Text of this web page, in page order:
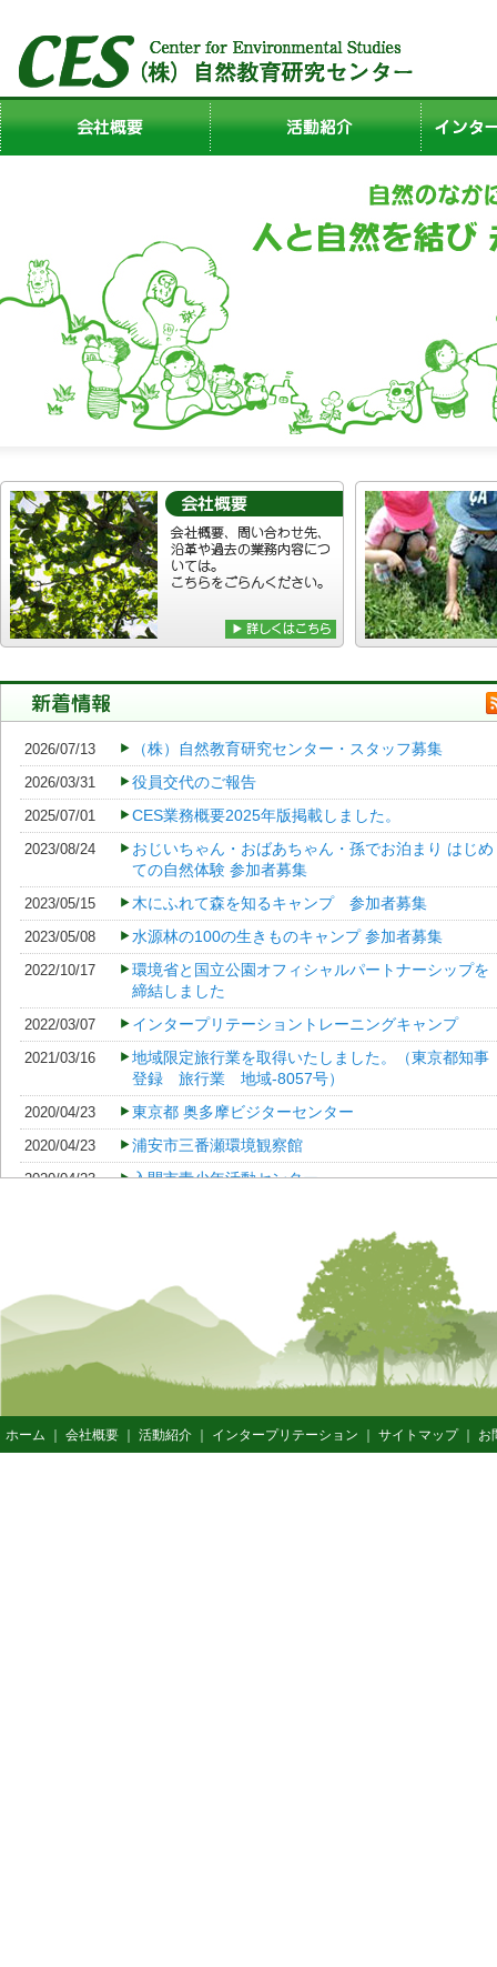
2026/07/13 （株）自然教育研究センター・スタッフ募集
2026/03/31 役員交代のご報告
2025/07/01 CES業務概要2025年版掲載しました。
2023/08/24
おじいちゃん・おばあちゃん・孫でお泊まり はじめ
ての自然体験 参加者募集
2023/05/15 木にふれて森を知るキャンプ 参加者募集
2023/05/08 水源林の100の生きものキャンプ 参加者募集
2022/10/17
環境省と国立公園オフィシャルパートナーシップを
締結しました
2022/03/07 インタープリテーショントレーニングキャンプ
2021/03/16
地域限定旅行業を取得いたしました。（東京都知事
登録 旅行業 地域-8057号）
2020/04/23 東京都 奥多摩ビジターセンター
2020/04/23 浦安市三番瀬環境観察館
2020/04/23 入間市青少年活動センター
CESサーバー追加メンテナンスのお知らせ
2019/02/13 インターンシップ
2017/11/06
おくたま自然案内所（モリパークアウトドアヴィレ
中目黒公園 花とみどりの学習館
2017/10/25 東京都山のふるさと村ビジターセンター
2017/10/25 東京都 御岳ビジターセンター
ホーム 会社概要 活動紹介 インタープリテーション サイトマップ｜ お